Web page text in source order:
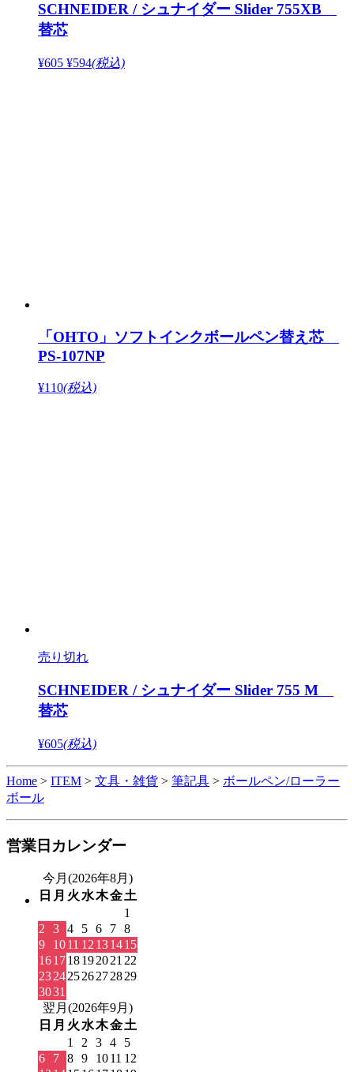
SCHNEIDER / シュナイダー Slider 755XB
替芯
¥605 ¥594(税込)
「OHTO」ソフトインクボールペン替え芯
PS-107NP
¥110(税込)
売り切れ
SCHNEIDER / シュナイダー Slider 755 M
替芯
¥605(税込)
Home > ITEM > 文具・雑貨 > 筆記具 > ボールペン/ローラー
ボール
営業日カレンダー
今月(2026年8月)
日 月 火水木金土
1
2
3 4 5 6 7 8
9
1011 12 131415
16171819202122
23242526272829
3031
翌月(2026年9月)
日 月 火水木金土
1
2 3 4
5
6
7 8 9 1011 12